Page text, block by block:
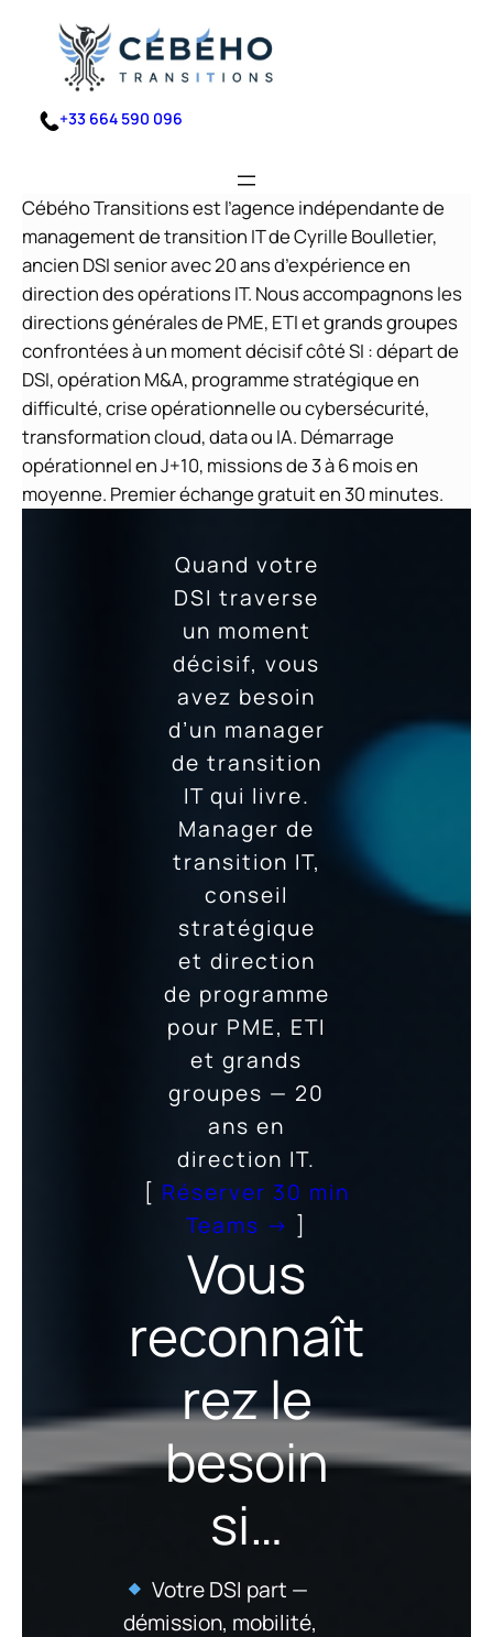
contenu
+33 664 590 096
Cébého Transitions est l’agence indépendante de
management de transition IT de Cyrille Boulletier,
ancien DSI senior avec 20 ans d’expérience en
direction des opérations IT. Nous accompagnons les
directions générales de PME, ETI et grands groupes
confrontées à un moment décisif côté SI : départ de
DSI, opération M&A, programme stratégique en
difficulté, crise opérationnelle ou cybersécurité,
transformation cloud, data ou IA. Démarrage
opérationnel en J+10, missions de 3 à 6 mois en
moyenne. Premier échange gratuit en 30 minutes.
Quand votre
DSI traverse
un moment
décisif, vous
avez besoin
d’un manager
de transition
IT qui livre.
Manager de
transition IT,
conseil
stratégique
et direction
de programme
pour PME, ETI
et grands
groupes — 20
ans en
direction IT.
[ Réserver 30 min
Teams → ]
Vous
reconnaît
rez le
besoin
si…
Votre DSI part —
démission, mobilité,